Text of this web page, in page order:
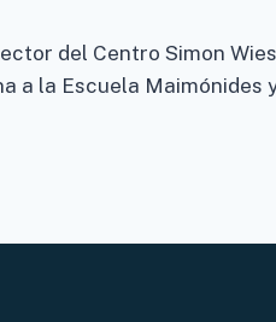
del Centro Simon
a la Escuela Maimónides